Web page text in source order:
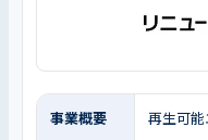
事業概要 再生可